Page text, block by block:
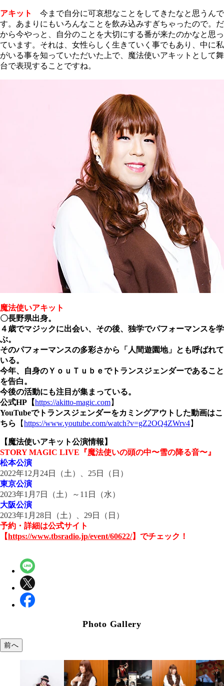
アキット
今まで自分に可哀想なことをしてきたなと思うんで
す。あまりにもいろんなことを飲み込みすぎちゃったので。だ
から今やっと、自分のことを大切にする番が来たのかなと思っ
ています。それは、女性らしく生きていく事でもあり、中に私
がいる事を知っていただいた上で、魔法使いアキットとして舞
台で表現することですね。
魔法使いアキット
〇長野県出身。
４歳でマジックに出会い、その後、独学でパフォーマンスを学
ぶ。
そのパフォーマンスの多彩さから「人間遊園地」とも呼ばれて
いる。
今年、自身のＹｏｕＴｕｂｅでトランスジェンダーであること
を告白。
今後の活動にも注目が集まっている。
公式HP【https://akitto-magic.com】
YouTubeでトランスジェンダーをカミングアウトした動画はこ
ちら
【https://www.youtube.com/watch?v=gZ2OQ4ZWrv4】
【魔法使いアキット公演情報】
STORY MAGIC LIVE『魔法使いの頭の中〜雪の降る音〜』
松本公演
2022年12 月 24日（土）、25日（日）
東京公演
2023年1 月 7日（土）～ 11 日（水）
大阪公演
2023年1 月 28日（土）、 29日（日）
予約・詳細は公式サイト
【https://www.tbsradio.jp/event/60622/】でチェック！
Photo Gallery
前へ